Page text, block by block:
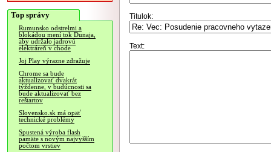
Top správy
Rumunsko odstrelmi a
blokádou mení tok Dunaja,
aby udržalo jadrovú
elektráreň v chode
Joj Play výrazne zdražuje
Chrome sa bude
aktualizovať dvakrát
týždenne, v budúcnosti sa
bude aktualizovať bez
reštartov
Slovensko.sk má opäť
technické problémy
Spustená výroba flash
pamäte s novým najvyšším
počtom vrstiev
Titulok:
Text: